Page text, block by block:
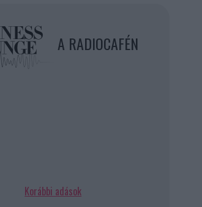
A RADIOCAFÉN
Korábbi adások